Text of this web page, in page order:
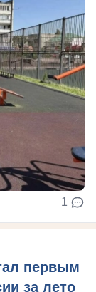
1
первым
за лето